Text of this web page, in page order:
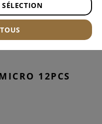
12PCS
SÉLECTION